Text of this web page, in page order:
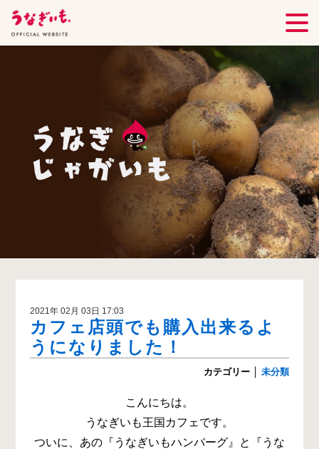
2021年 02月 03日 17:03
カフェ店頭でも購入出来るよ
うになりました！
カテゴリー 未分類
こんにちは。
うなぎいも王国カフェです。
ついに、あの『うなぎいもハンバーグ』と『うな